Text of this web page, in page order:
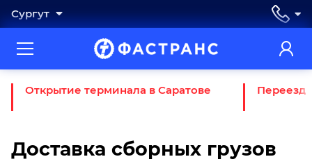
Сургут
Открытие терминала в Саратове Переезд
Доставка сборных грузов